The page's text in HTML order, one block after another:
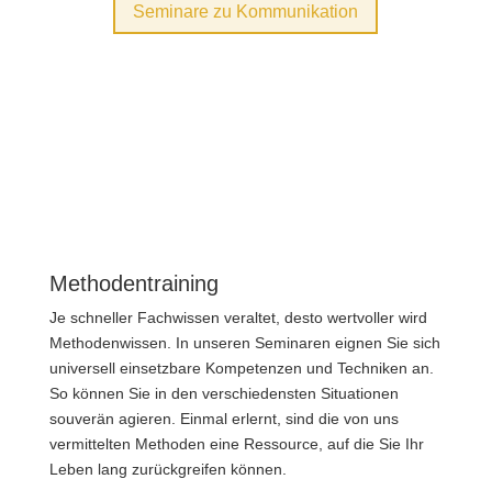
Seminare zu Kommunikation
Methodentraining
Je schneller Fach­wissen veraltet, desto wertvoller wird
Methoden­wissen. In unseren Seminaren eignen Sie sich
universell einsetzbare Kompetenzen und Techniken an.
So können Sie in den verschiedensten Situationen
souverän agieren. Einmal erlernt, sind die von uns
vermittelten Methoden eine Ressource, auf die Sie Ihr
Leben lang zurück­greifen können.